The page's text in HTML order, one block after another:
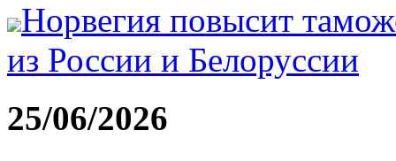
Норвегия повысит
из России и Белоруссии
25/06/2026